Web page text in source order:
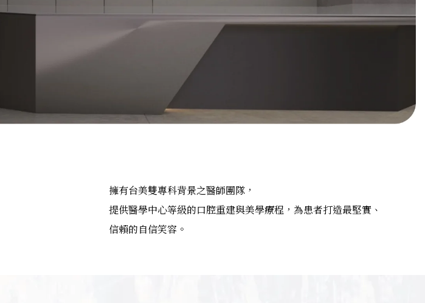
擁有台美雙專科背景之醫師團隊，
提供醫學中心等級的口腔重建與美學療程，為患者打造最堅實、
信賴的自信笑容。